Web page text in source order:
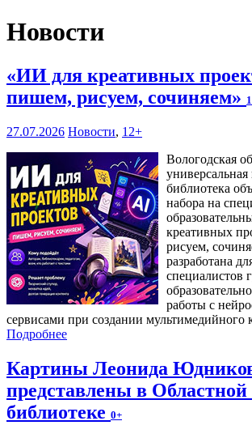
Новости
«ИИ для креативных
пишем, рисуем, сочиняем»
27.07.2026 Новости, 12+
Вологодская
универсальная
библиотека
набора на
креативных
рисуем,
разработана
специалистов
работы с
сервисами при создании мультимедийного
Подробнее
Картины Леонида
представлены в
библиотеке 0+